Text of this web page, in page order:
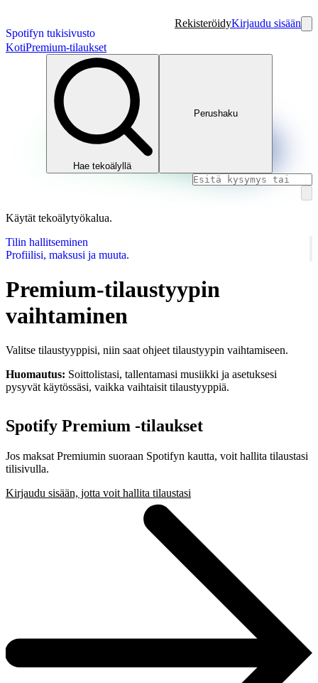
Spotifyn tukisivusto
RekisteröidyKirjaudu sisään
KotiPremium-tilaukset
Hae tekoälyllä
Perushaku
Käytät tekoälytyökalua.
Tilin hallitseminen
Profiilisi, maksusi ja muuta.
Premium-tilaustyypin
vaihtaminen
Valitse tilaustyyppisi, niin saat ohjeet tilaustyypin vaihtamiseen.
Huomautus: Soittolistasi, tallentamasi musiikki ja asetuksesi
pysyvät käytössäsi, vaikka vaihtaisit tilaustyyppiä.
Spotify Premium ‑tilaukset
Jos maksat Premiumin suoraan Spotifyn kautta, voit hallita tilaustasi
tilisivulla.
Kirjaudu sisään, jotta voit hallita tilaustasi